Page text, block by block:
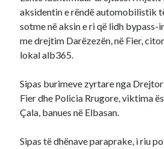
aksidentin e rëndë automobilistik
sotme në aksin e ri që lidh
me drejtim Darëzezën, në Fier,
lokal alb365.
Sipas burimeve zyrtare nga
Fier dhe Policia Rrugore, viktima
Çala, banues në Elbasan.
Sipas të dhënave paraprake, i riu